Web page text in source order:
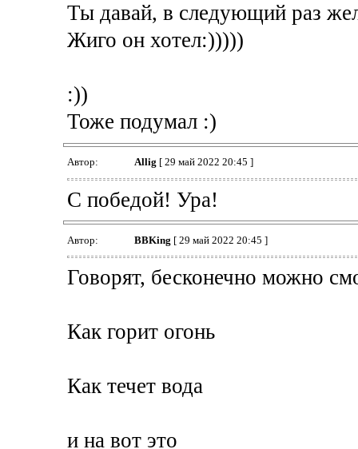
Ты давай, в следующий раз
Жиго он хотел:)))))
:))
Тоже подумал :)
Автор: Allig [ 29 май 2022 20:45 ]
С победой! Ура!
Автор: BBKing [ 29 май 2022 20:45 ]
Говорят, бесконечно можно
Как горит огонь
Как течет вода
и на вот это